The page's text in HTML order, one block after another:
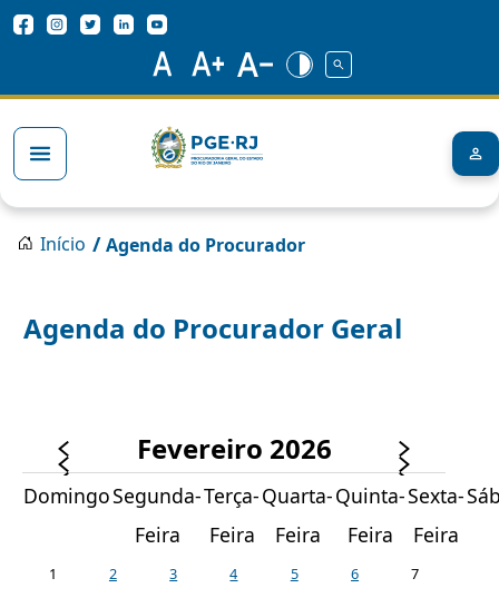
Pular para o conteúdo principal
Trilha de navegação
Início /Agenda do Procurador
Agenda do Procurador Geral
Fevereiro 2026
DomingoSegunda-
Feira
Terça-
Feira
Quarta-
Feira
Quinta-
Feira
Sexta-
Feira
1 2 3 4 5 6
7